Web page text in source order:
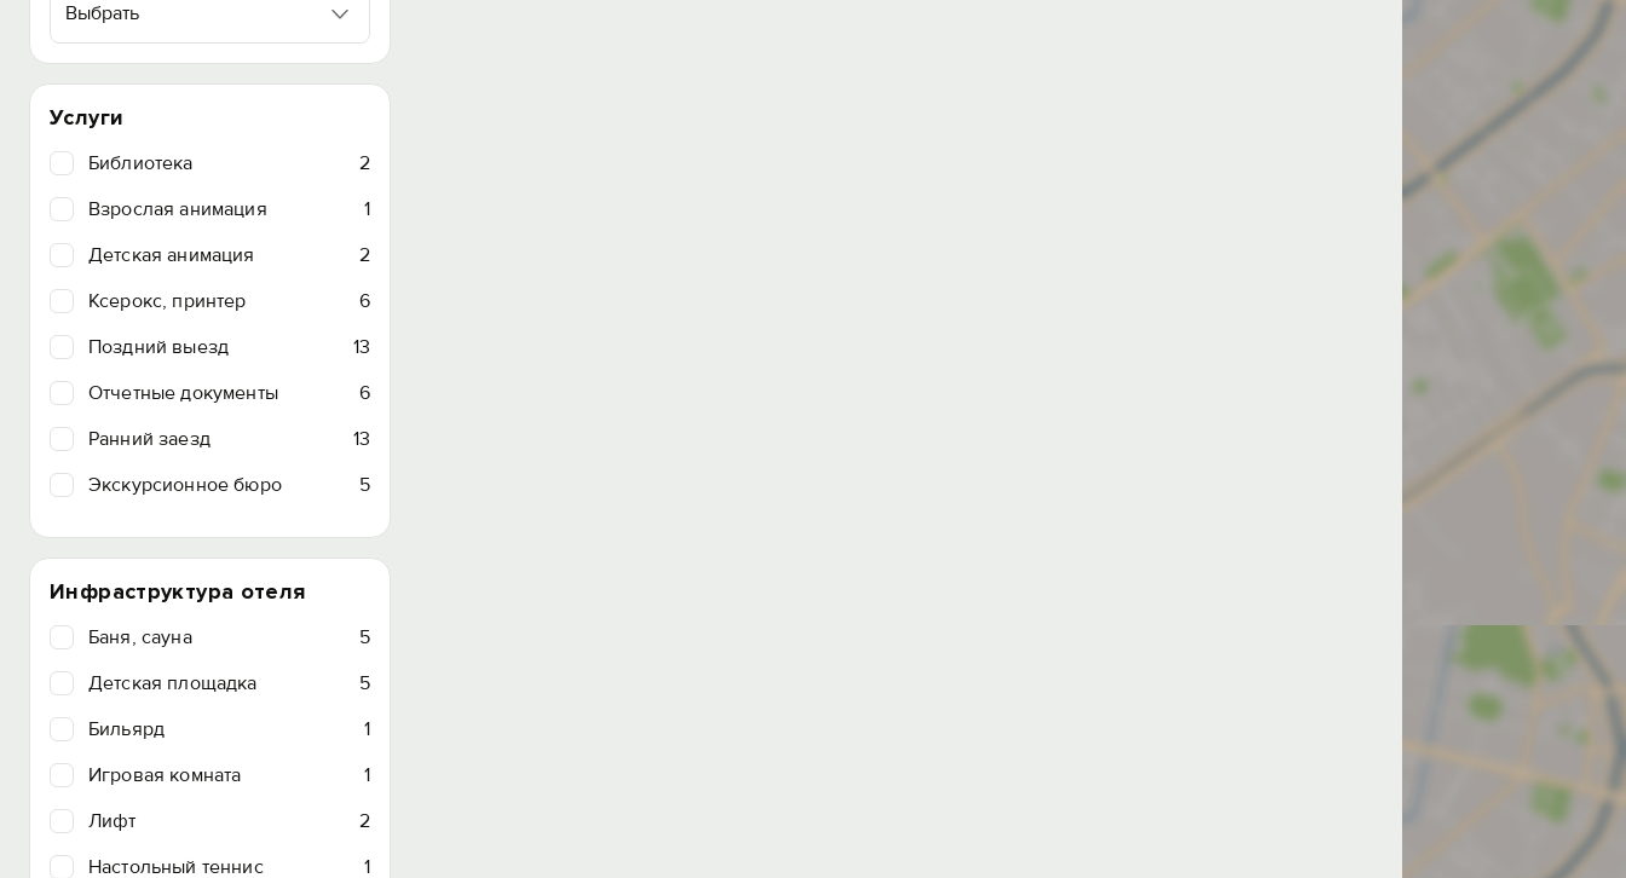
Выбрать
Услуги
Библиотека
2
Взрослая анимация
1
Детская анимация
2
Ксерокс, принтер
6
Поздний выезд
13
Отчетные документы
6
Ранний заезд
13
Экскурсионное бюро
5
Инфраструктура отеля
Баня, сауна
5
Детская площадка
5
Бильярд
1
Игровая комната
1
Лифт
2
Настольный теннис
1